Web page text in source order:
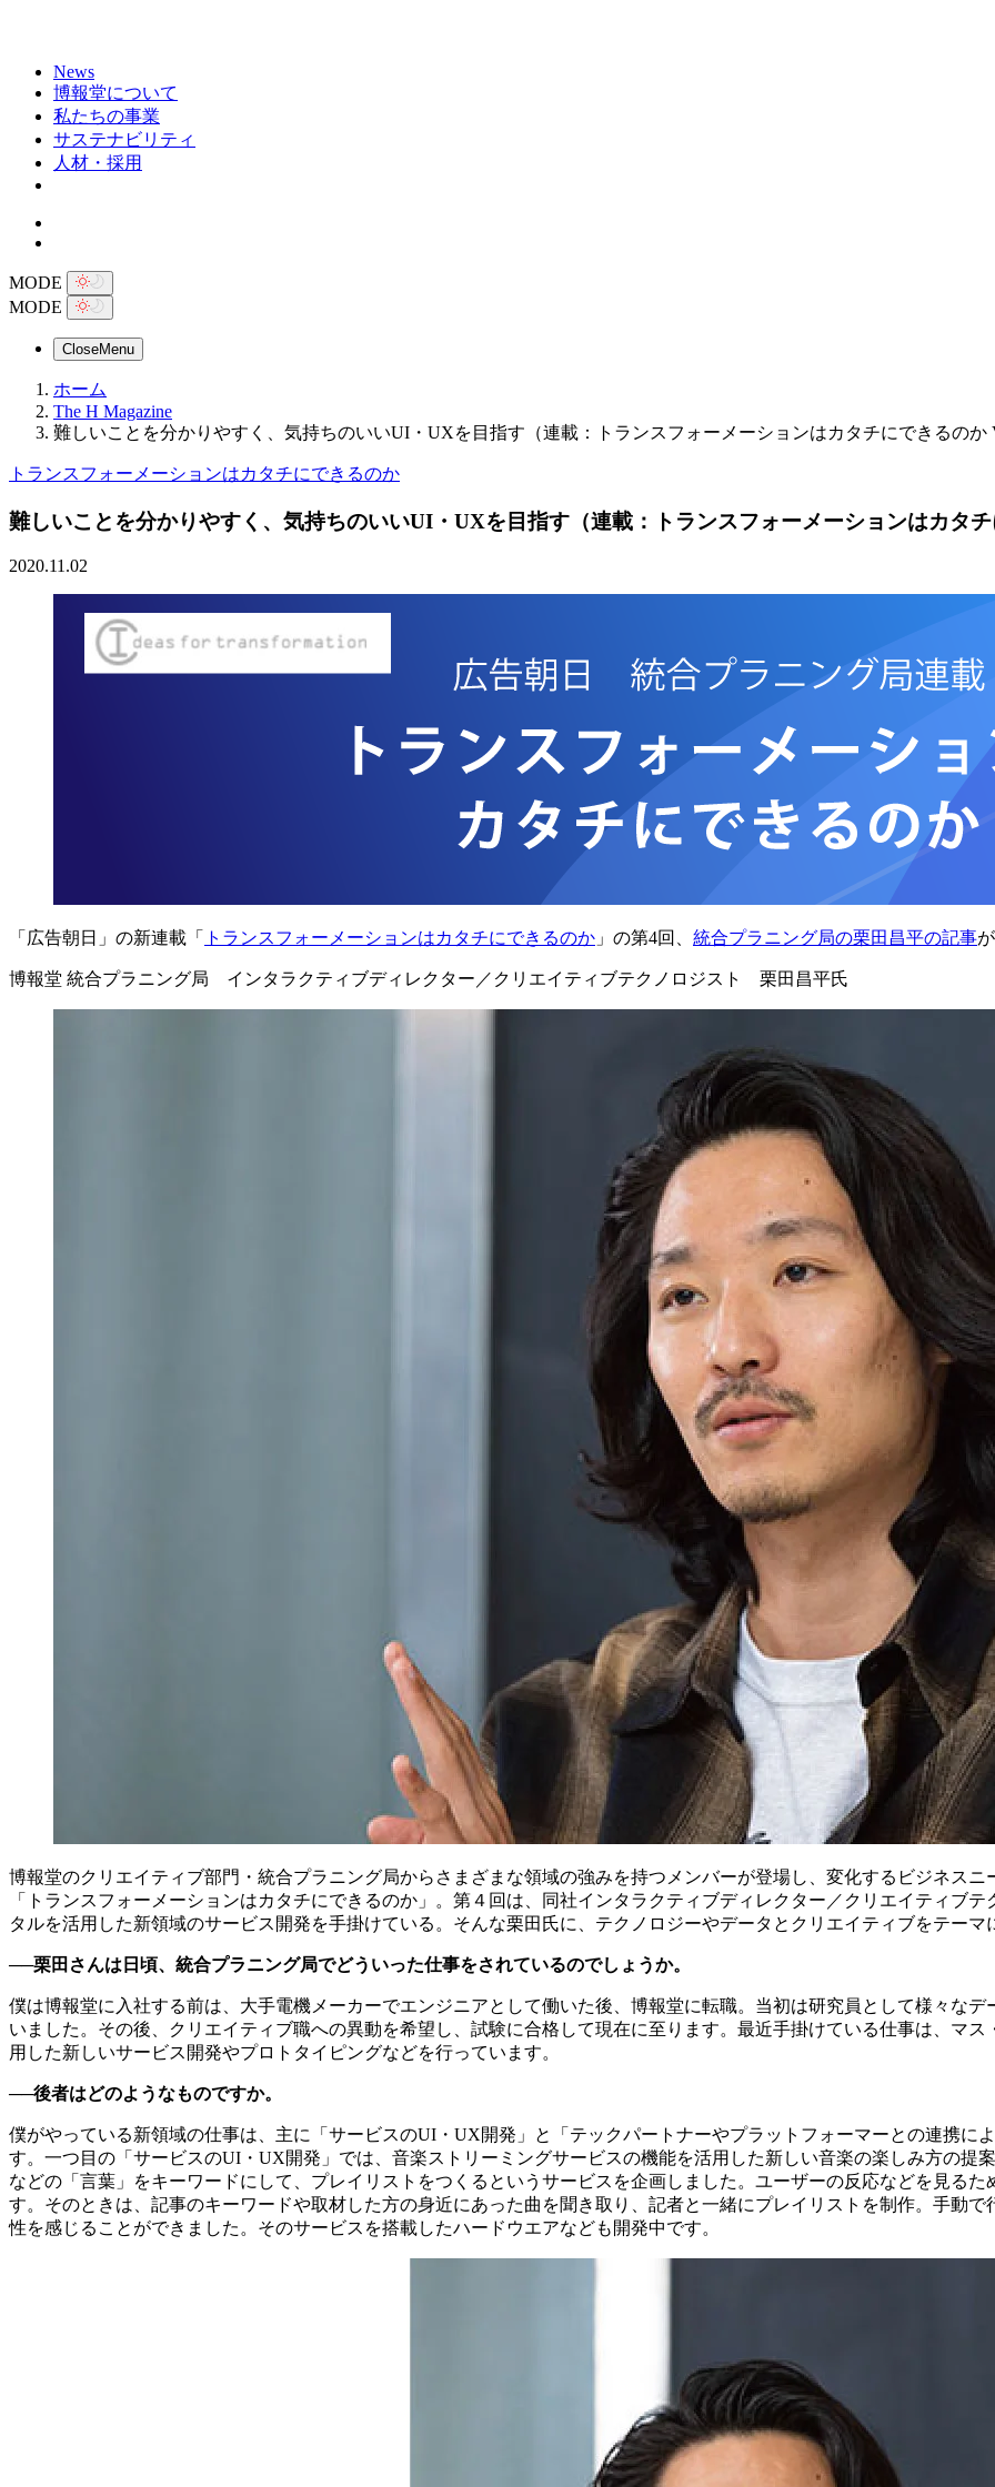
News
博報堂について
私たちの事業
サステナビリティ
人材・採用
MODE
MODE
CloseMenu
ホーム
The H Magazine
難しいことを分かりやすく、気持ちのいいUI・UXを目指す（連載：トランスフォーメーションはカタチにできるのか
トランスフォーメーションはカタチにできるのか
難しいことを分かりやすく、気持ちのいいUI・UXを目指す（連載：トランスフォーメーションはカタ
2020.11.02
「広告朝日」の新連載「 トランスフォーメーションはカタチにできるのか 」の第4回、 統合プラニング局の栗田昌平の記事
博報堂 統合プラニング局 インタラクティブディレクター／クリエイティブテクノロジスト 栗田昌平氏
博報堂のクリエイティブ部門・統合プラニング局からさまざまな領域の強みを持つメンバーが登場し、変化するビジネス
「トランスフォーメーションはカタチにできるのか」。第４回は、同社インタラクティブディレクター／クリエイティブ
タルを活用した新領域のサービス開発を手掛けている。そんな栗田氏に、テクノロジーやデータとクリエイティブをテーマ
──栗田さんは日頃、統合プラニング局でどういった仕事をされているのでしょうか。
僕は博報堂に入社する前は、大手電機メーカーでエンジニアとして働いた後、博報堂に転職。当初は研究員として様々な
いました。その後、クリエイティブ職への異動を希望し、試験に合格して現在に至ります。最近手掛けている仕事は、マ
用した新しいサービス開発やプロトタイピングなどを行っています。
──後者はどのようなものですか。
僕がやっている新領域の仕事は、主に「サービスのUI・UX開発」と「テックパートナーやプラットフォーマーとの連携に
す。一つ目の「サービスのUI・UX開発」では、音楽ストリーミングサービスの機能を活用した新しい音楽の楽しみ方の提
などの「言葉」をキーワードにして、プレイリストをつくるというサービスを企画しました。ユーザーの反応などを見る
す。そのときは、記事のキーワードや取材した方の身近にあった曲を聞き取り、記者と一緒にプレイリストを制作。手動
性を感じることができました。そのサービスを搭載したハードウエアなども開発中です。